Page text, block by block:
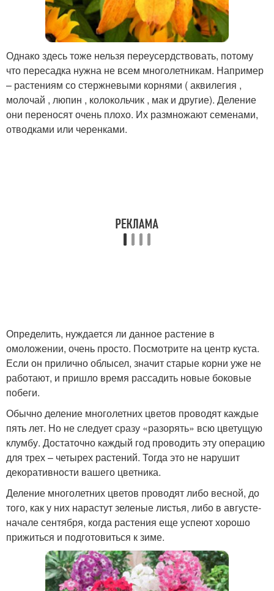
Однако здесь тоже нельзя переусердствовать, потому
что пересадка нужна не всем многолетникам. Например
– растениям со стержневыми корнями ( аквилегия ,
молочай , люпин , колокольчик , мак и другие). Деление
они переносят очень плохо. Их размножают семенами,
отводками или черенками.
Определить, нуждается ли данное растение в
омоложении, очень просто. Посмотрите на центр куста.
Если он прилично облысел, значит старые корни уже не
работают, и пришло время рассадить новые боковые
побеги.
Обычно деление многолетних цветов проводят каждые
пять лет. Но не следует сразу «разорять» всю цветущую
клумбу. Достаточно каждый год проводить эту операцию
для трех – четырех растений. Тогда это не нарушит
декоративности вашего цветника.
Деление многолетних цветов проводят либо весной, до
того, как у них нарастут зеленые листья, либо в августе-
начале сентября, когда растения еще успеют хорошо
прижиться и подготовиться к зиме.